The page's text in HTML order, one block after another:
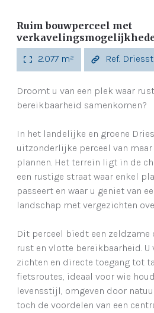
Ruim bouwperceel met
2.077 m² Ref.
Droomt u van een plek waar
bereikbaarheid samenkomen?
In het landelijke en groene
uitzonderlijke perceel van
plannen. Het terrein ligt in de
een rustige straat waar enkel
passeert en waar u geniet van
landschap met vergezichten
Dit perceel biedt een
rust en vlotte bereikbaarheid.
zichten en directe toegang tot
fietsroutes, ideaal voor wie
levensstijl, omgeven door
toch de voordelen van een